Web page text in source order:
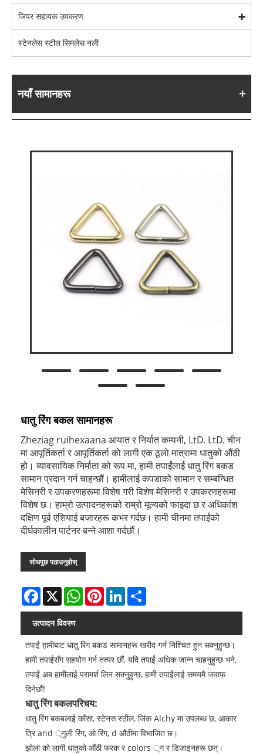
जिपर सहायक उपकरण
स्टेनलेस स्टील सिमलेस नली
नयाँ सामानहरू
धातु रिंग बकल सामानहरू
Zheziag ruihexaana आयात र निर्यात कम्पनी, LtD. LtD. चीन
मा आपूर्तिकर्ता र आपूर्तिकर्ता को लागी एक ठूलो मात्रामा धातुको औंठी
हो। व्यावसायिक निर्माता को रूप मा, हामी तपाईंलाई धातु रिंग बकड
सामान प्रदान गर्न चाहन्छौं। हामीलाई कपडाको सामान र सम्बन्धित
मेसिनरी र उपकरणहरूमा विशेष गरी विशेष मेसिनरी र उपकरणहरूमा
विशेष छ। हाम्रो उत्पादनहरूको राम्रो मूल्यको फाइदा छ र अधिकांश
दक्षिण पूर्व एशियाई बजारहरू कभर गर्दछ। हामी चीनमा तपाईंको
दीर्घकालीन पार्टनर बन्ने आशा गर्दछौं।
सोधपुछ पठाउनुहोस्
Facebook
X WhatsAppPinterestLinkedIn
उत्पादन विवरण
तपाईं हामीबाट धातु रिंग बकड सामानहरू खरीद गर्न निश्चित हुन सक्नुहुन्छ।
हामी तपाईंसँग सहयोग गर्न तत्पर छौं, यदि तपाईं अधिक जान्न चाहनुहुन्छ भने,
तपाईं अब हामीलाई परामर्श लिन सक्नुहुन्छ, हामी तपाईंलाई समयमै जवाफ
दिनेछौं!
धातु रिंग बकलपरिचय:
धातु रिंग बकबलाई काँसा, स्टेनस स्टील, जिंक Alchy मा उपलब्ध छ, आकार
त्रि and ्गुली रिंग, ओ रिंग, d औंठीमा विभाजित छ।
झोला को लागी धातुको औंठी फरक र colors ्ग र डिजाइनहरू छन्।